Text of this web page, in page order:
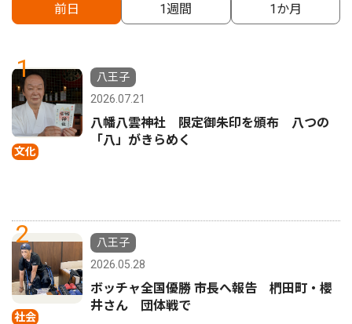
前日 1週間 1か月
1
文化
八王子
2026.07.21
八幡八雲神社 限定御朱印を頒布 八つの
「八」がきらめく
2
社会
八王子
2026.05.28
ボッチャ全国優勝 市長へ報告 椚田町・櫻
井さん 団体戦で